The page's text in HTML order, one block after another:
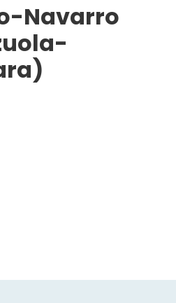
Navarro